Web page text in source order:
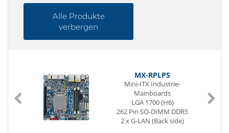
Alle Produkte
verbergen
MX-RPLPS
Mini-ITX Industrie-
Mainboards
LGA 1700 (H6)
262 Pin SO-DIMM DDR5
2 x G-LAN (Back side)